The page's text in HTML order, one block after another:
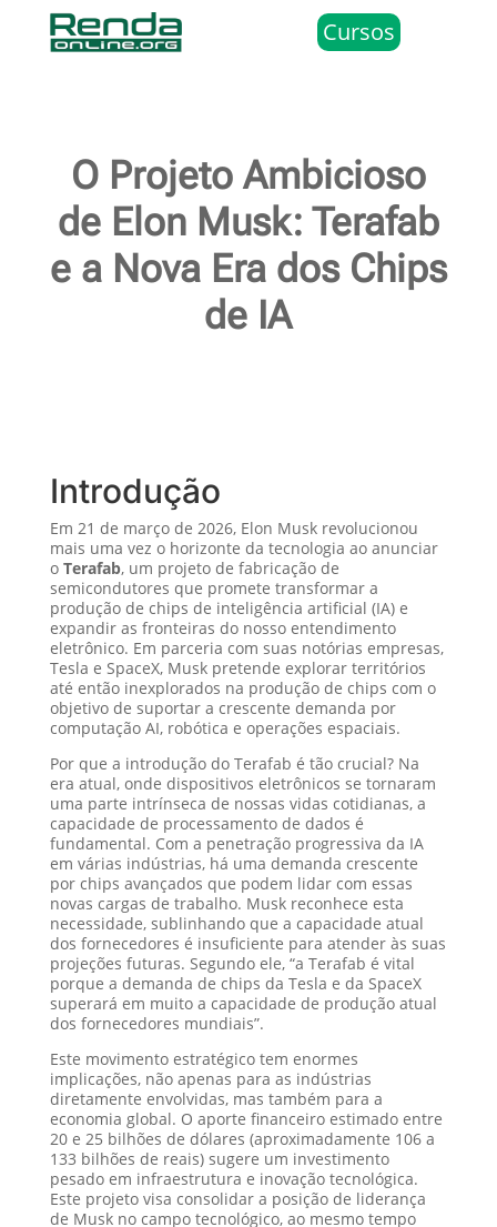
Cursos
O Projeto Ambicioso
de Elon Musk: Terafab
e a Nova Era dos Chips
de IA
Introdução
Em 21 de março de 2026, Elon Musk revolucionou
mais uma vez o horizonte da tecnologia ao anunciar
o Terafab, um projeto de fabricação de
semicondutores que promete transformar a
produção de chips de inteligência artificial (IA) e
expandir as fronteiras do nosso entendimento
eletrônico. Em parceria com suas notórias empresas,
Tesla e SpaceX, Musk pretende explorar territórios
até então inexplorados na produção de chips com o
objetivo de suportar a crescente demanda por
computação AI, robótica e operações espaciais.
Por que a introdução do Terafab é tão crucial? Na
era atual, onde dispositivos eletrônicos se tornaram
uma parte intrínseca de nossas vidas cotidianas, a
capacidade de processamento de dados é
fundamental. Com a penetração progressiva da IA
em várias indústrias, há uma demanda crescente
por chips avançados que podem lidar com essas
novas cargas de trabalho. Musk reconhece esta
necessidade, sublinhando que a capacidade atual
dos fornecedores é insuficiente para atender às suas
projeções futuras. Segundo ele, “a Terafab é vital
porque a demanda de chips da Tesla e da SpaceX
superará em muito a capacidade de produção atual
dos fornecedores mundiais”.
Este movimento estratégico tem enormes
implicações, não apenas para as indústrias
diretamente envolvidas, mas também para a
economia global. O aporte financeiro estimado entre
20 e 25 bilhões de dólares (aproximadamente 106 a
133 bilhões de reais) sugere um investimento
pesado em infraestrutura e inovação tecnológica.
Este projeto visa consolidar a posição de liderança
de Musk no campo tecnológico, ao mesmo tempo